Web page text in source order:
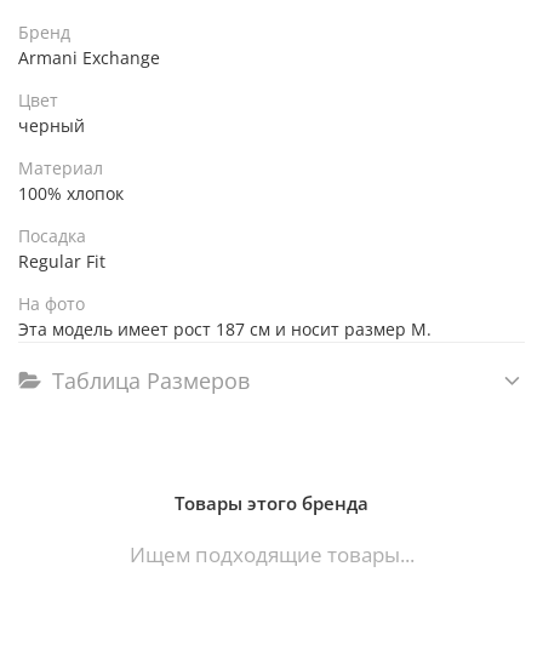
Бренд
Armani Exchange
Цвет
черный
Материал
100% хлопок
Посадка
Regular Fit
На фото
Эта модель имеет рост 187 см и носит размер M.
Таблица Размеров
Товары этого бренда
Ищем подходящие товары...